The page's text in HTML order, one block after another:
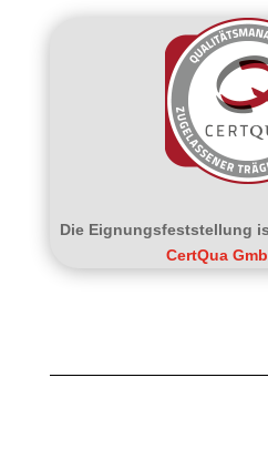
Die Eignungsfeststellung
CertQua